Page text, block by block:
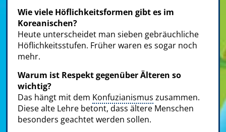
Wie viele Höflichkeitsformen gibt es im
Koreanischen?
Heute unterscheidet man sieben gebräuchliche
Höflichkeitsstufen. Früher waren es sogar noch
mehr.
Warum ist Respekt gegenüber Älteren so
wichtig?
Das hängt mit dem Konfuzianismus zusammen.
Diese alte Lehre betont, dass ältere Menschen
besonders geachtet werden sollen.